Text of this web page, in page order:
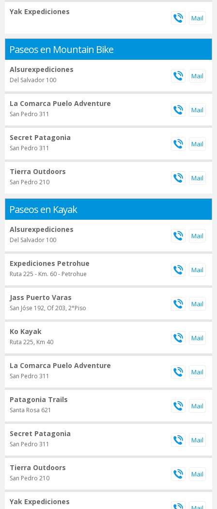
Yak Expediciones
Paseos en Mountain Bike
Alsurexpediciones
Del Salvador 100
La Comarca Puelo Adventure
San Pedro 311
Secret Patagonia
San Pedro 311
Tierra Outdoors
San Pedro 210
Paseos en Kayak
Alsurexpediciones
Del Salvador 100
Expediciones Petrohue
Ruta 225 - Km. 60 - Petrohue
Jass Puerto Varas
San Jóse 192, Of 203, 2°Piso
Ko Kayak
Ruta 225, Km 40
La Comarca Puelo Adventure
San Pedro 311
Patagonia Trails
Santa Rosa 621
Secret Patagonia
San Pedro 311
Tierra Outdoors
San Pedro 210
Yak Expediciones